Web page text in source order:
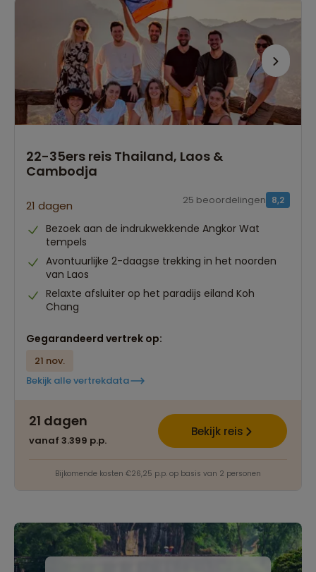
22-35ers reis Thailand, Laos &
Cambodja
21 dagen 8,2
25 beoordelingen
Bezoek aan de indrukwekkende Angkor Wat
tempels
Avontuurlijke 2-daagse trekking in het noorden
van Laos
Relaxte afsluiter op het paradijs eiland Koh
Chang
Gegarandeerd vertrek op:
21 nov.
Bekijk alle vertrekdata
21 dagen
vanaf 3.399 p.p.
Bekijk reis
Bijkomende kosten €26,25 p.p. op basis van 2 personen